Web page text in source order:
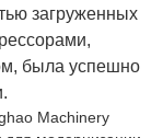
загруженных
была успешно